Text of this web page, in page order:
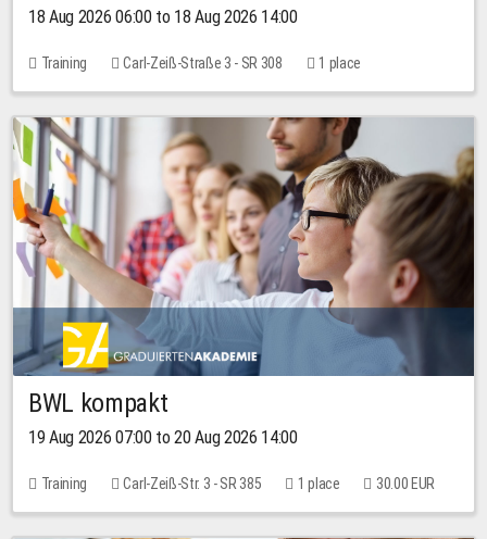
18 Aug 2026 06:00 to 18 Aug 2026 14:00
Training Carl-Zeiß-Straße 3 - SR 308 1 place
BWL kompakt
19 Aug 2026 07:00 to 20 Aug 2026 14:00
Training Carl-Zeiß-Str. 3 - SR 385 1 place 30.00 EUR